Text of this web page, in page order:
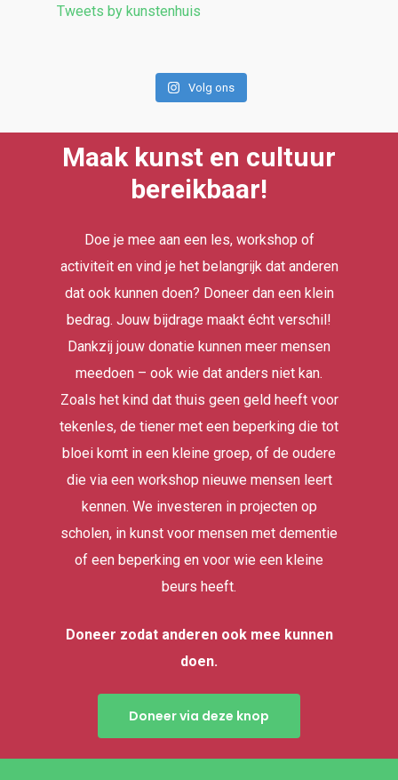
Tweets by kunstenhuis
Volg ons
Maak kunst en cultuur
bereikbaar!
Doe je mee aan een les, workshop of
activiteit en vind je het belangrijk dat anderen
dat ook kunnen doen? Doneer dan een klein
bedrag. Jouw bijdrage maakt écht verschil!
Dankzij jouw donatie kunnen meer mensen
meedoen – ook wie dat anders niet kan.
Zoals het kind dat thuis geen geld heeft voor
tekenles, de tiener met een beperking die tot
bloei komt in een kleine groep, of de oudere
die via een workshop nieuwe mensen leert
kennen. We investeren in projecten op
scholen, in kunst voor mensen met dementie
of een beperking en voor wie een kleine
beurs heeft.
Doneer zodat anderen ook mee kunnen
doen.
Doneer via deze knop